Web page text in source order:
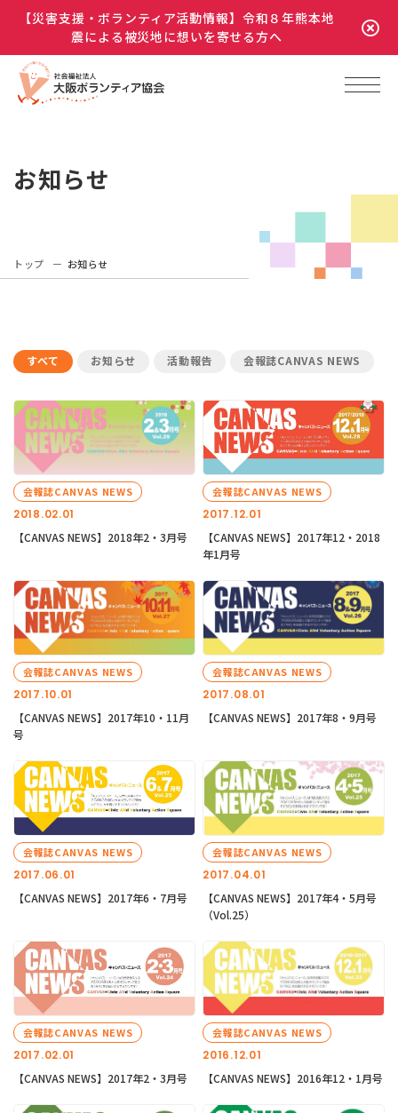
【災害支援・ボランティア活動情報】令和８年熊本地
震による被災地に想いを寄せる方へ
お知らせ
トップ お知らせ
すべて お知らせ 活動報告 会報誌CANVAS NEWS
2018.02.01
会報誌CANVAS NEWS
【CANVAS NEWS】2018年2・3月号
2017.12.01
会報誌CANVAS NEWS
【CANVAS NEWS】2017年12・2018
年1月号
2017.10.01
会報誌CANVAS NEWS
【CANVAS NEWS】2017年10・11月
号
2017.08.01
会報誌CANVAS NEWS
【CANVAS NEWS】2017年8・9月号
2017.06.01
会報誌CANVAS NEWS
【CANVAS NEWS】2017年6・7月号
2017.04.01
会報誌CANVAS NEWS
【CANVAS NEWS】2017年4・5月号
（Vol.25）
2017.02.01
会報誌CANVAS NEWS
【CANVAS NEWS】2017年2・3月号
2016.12.01
会報誌CANVAS NEWS
【CANVAS NEWS】2016年12・1月号